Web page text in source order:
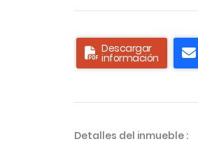
Descargar
información
Detalles del inmueble :